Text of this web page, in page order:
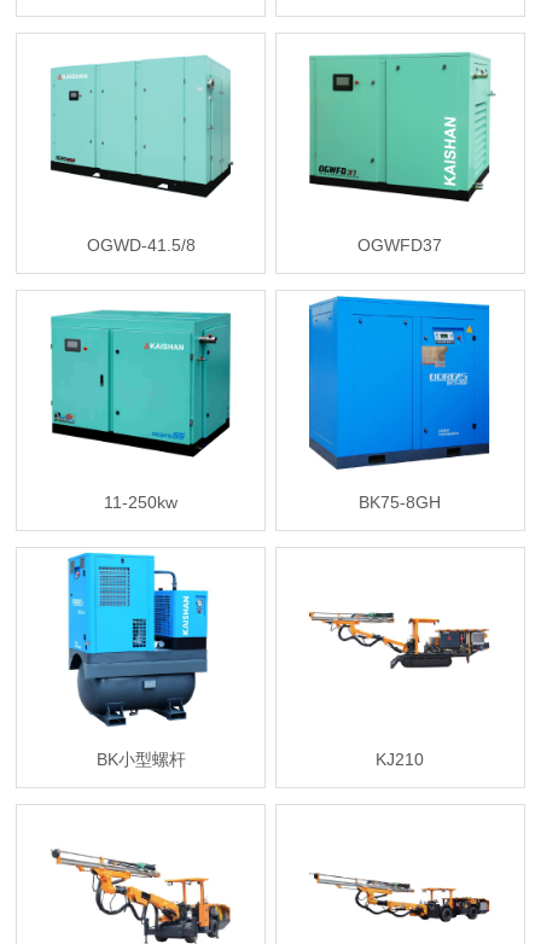
OGWD-41.5/8 OGWFD37
11-250kw BK75-8GH
BK小型螺杆 KJ210